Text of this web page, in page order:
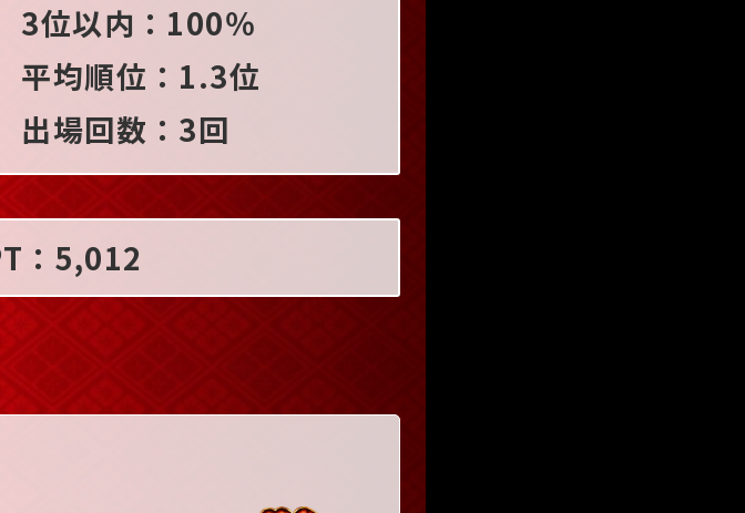
3位以内：100％
平均順位：1.3位
出場回数：3回
：5,012